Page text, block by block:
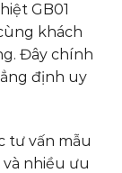
GB01
khách
Đây chính
định uy
tư vấn mẫu
nhiều ưu